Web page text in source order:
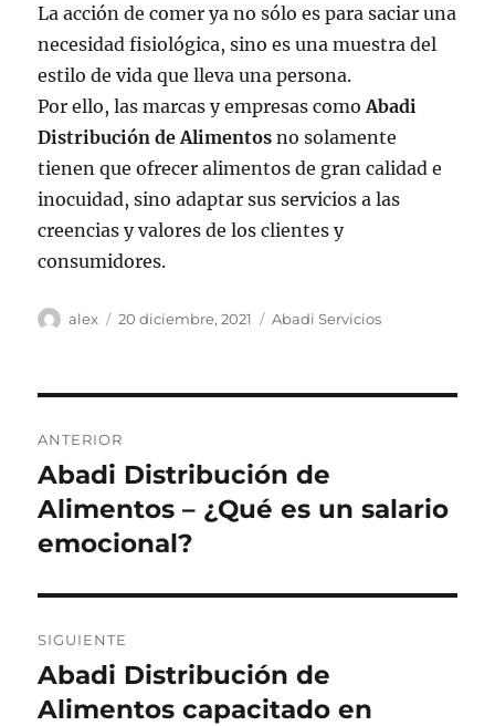
La acción de comer ya no sólo es para saciar una
necesidad fisiológica, sino es una muestra del
estilo de vida que lleva una persona.
Por ello, las marcas y empresas comoAbadi
Distribución de Alimentos no solamente
tienen que ofrecer alimentos de gran calidad e
inocuidad, sino adaptar sus servicios a las
creencias y valores de los clientes y
consumidores.
Autor
alex
Publicado
20 diciembre, 2021 Categorías
Abadi Servicios
de
entradas
ANTERIOR
Entrada
anterior:
Abadi Distribución de
Alimentos – ¿Qué es un salario
emocional?
SIGUIENTE
Siguiente
entrada:
Abadi Distribución de
Alimentos capacitado en